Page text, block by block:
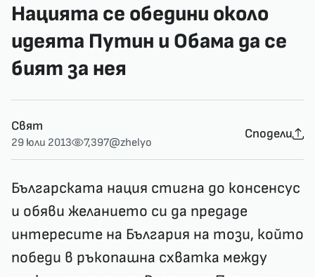
Нацията се обедини около
идеята Путин и Обама да се
бият за нея
Свят
29 юли 2013 7,397@zhelyo
Сподели
Българската нация стигна до консенсус
и обяви желанието си да предаде
интересите на България на този, който
победи в ръкопашна схватка между